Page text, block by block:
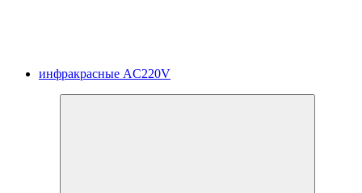
инфракрасные AC220V